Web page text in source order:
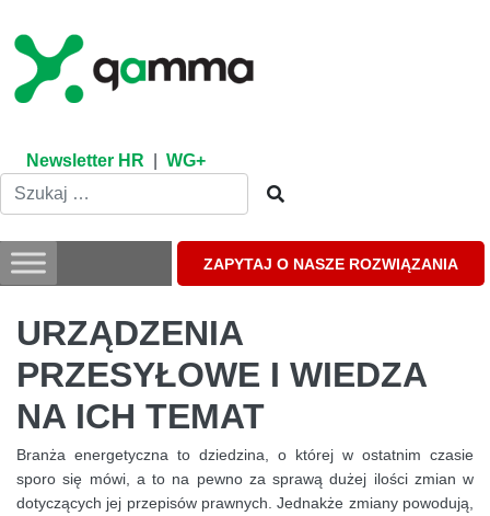
content
Newsletter HR WG+
ZAPYTAJ O NASZE ROZWIĄZANIA
URZĄDZENIA
PRZESYŁOWE I WIEDZA
NA ICH TEMAT
Branża energetyczna to dziedzina, o której w ostatnim czasie
sporo się mówi, a to na pewno za sprawą dużej ilości zmian w
dotyczących jej przepisów prawnych. Jednakże zmiany powodują,